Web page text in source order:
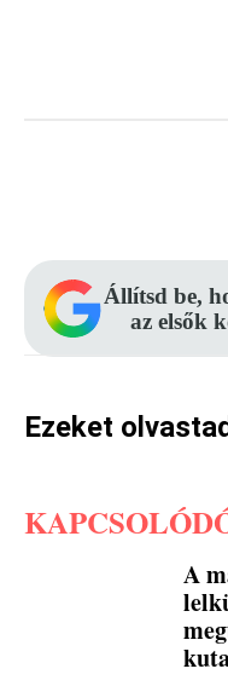
Állítsd be,
az elsők
Ezeket
A